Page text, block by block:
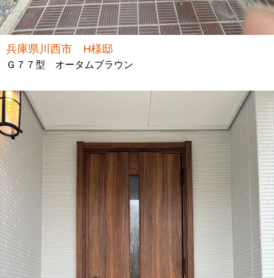
兵庫県川西市 H様邸
Ｇ７７型 オータムブラウン